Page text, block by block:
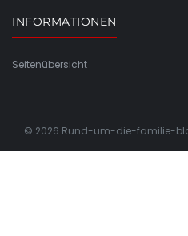
INFORMATIONEN
Seitenübersicht
© 2026 Rund-um-die-familie-